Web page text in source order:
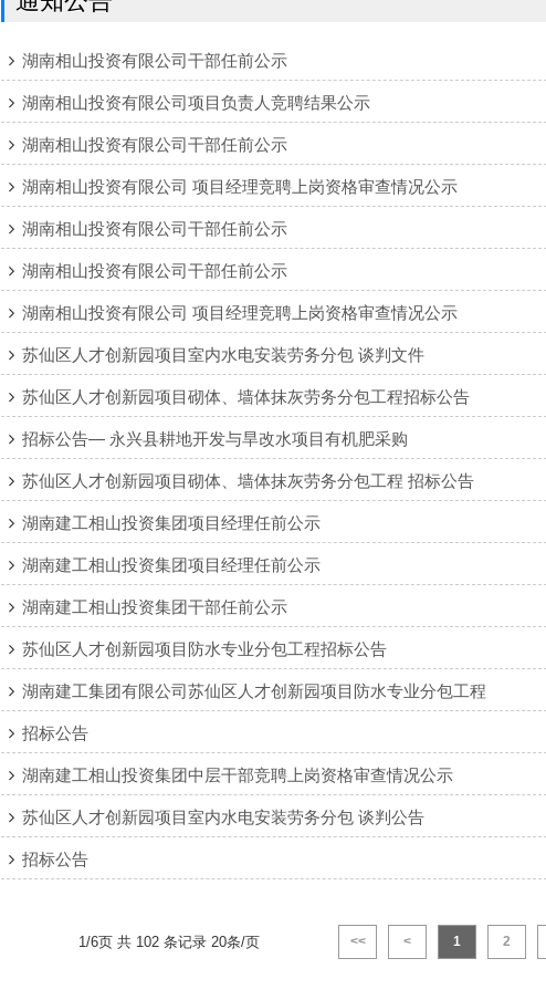
湖南相山投资有限公司干部任前公示
湖南相山投资有限公司项目负责人竞聘结果公示
湖南相山投资有限公司干部任前公示
湖南相山投资有限公司 项目经理竞聘上岗资格审查情况公示
湖南相山投资有限公司干部任前公示
湖南相山投资有限公司干部任前公示
湖南相山投资有限公司 项目经理竞聘上岗资格审查情况公示
苏仙区人才创新园项目室内水电安装劳务分包 谈判文件
苏仙区人才创新园项目砌体、墙体抹灰劳务分包工程招标公告
招标公告— 永兴县耕地开发与旱改水项目有机肥采购
苏仙区人才创新园项目砌体、墙体抹灰劳务分包工程 招标公告
湖南建工相山投资集团项目经理任前公示
湖南建工相山投资集团项目经理任前公示
湖南建工相山投资集团干部任前公示
苏仙区人才创新园项目防水专业分包工程招标公告
湖南建工集团有限公司苏仙区人才创新园项目防水专业分包工程
招标公告
湖南建工相山投资集团中层干部竞聘上岗资格审查情况公示
苏仙区人才创新园项目室内水电安装劳务分包 谈判公告
招标公告
1/6页 共 102 条记录 20条/页 << < 1 2